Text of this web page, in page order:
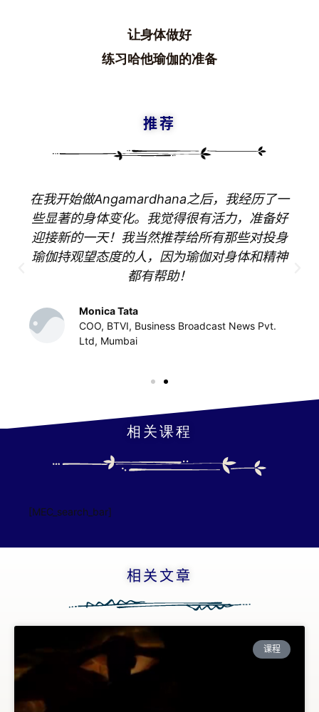
查
让身体做好
练习哈他瑜伽的准备
推荐
在我开始做Angamardhana之后，我经历了一
些显著的身体变化。我觉得很有活力，准备好
迎接新的一天！我当然推荐给所有那些对投身
瑜伽持观望态度的人，因为瑜伽对身体和精神
都有帮助！
Monica Tata
COO, BTVI, Business Broadcast News Pvt.
Ltd, Mumbai
相关课程
[MEC_search_bar]
相关文章
课程